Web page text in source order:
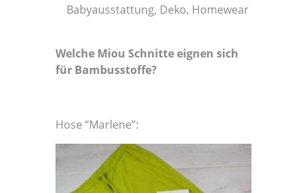
Babyausstattung, Deko, Homewear
Welche Miou Schnitte eignen sich
für Bambusstoffe?
Hose “Marlene”: